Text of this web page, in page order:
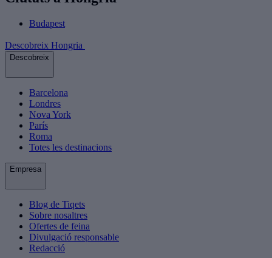
Budapest
Descobreix Hongria
Descobreix
Barcelona
Londres
Nova York
París
Roma
Totes les destinacions
Empresa
Blog de Tiqets
Sobre nosaltres
Ofertes de feina
Divulgació responsable
Redacció